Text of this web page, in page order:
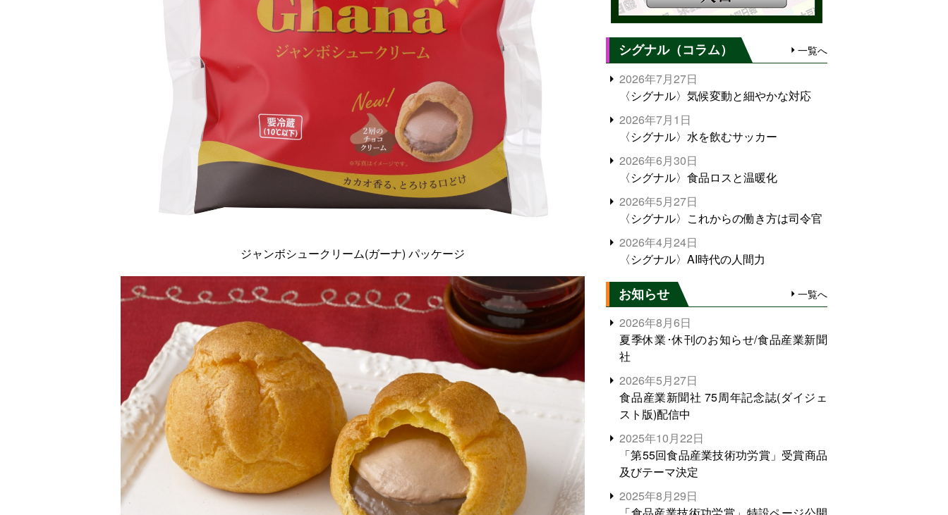
ジャンボシュークリーム(ガーナ) パッケージ
シグナル（コラム） 一覧へ
2026年7月27日
〈シグナル〉気候変動と細やかな対応
2026年7月1日
〈シグナル〉水を飲むサッカー
2026年6月30日
〈シグナル〉食品ロスと温暖化
2026年5月27日
〈シグナル〉これからの働き方は司令官
2026年4月24日
〈シグナル〉AI時代の人間力
お知らせ 一覧へ
2026年8月6日
夏季休業･休刊のお知らせ/食品産業新聞
社
2026年5月27日
食品産業新聞社 75周年記念誌(ダイジェ
スト版)配信中
2025年10月22日
「第55回食品産業技術功労賞」受賞商品
及びテーマ決定
2025年8月29日